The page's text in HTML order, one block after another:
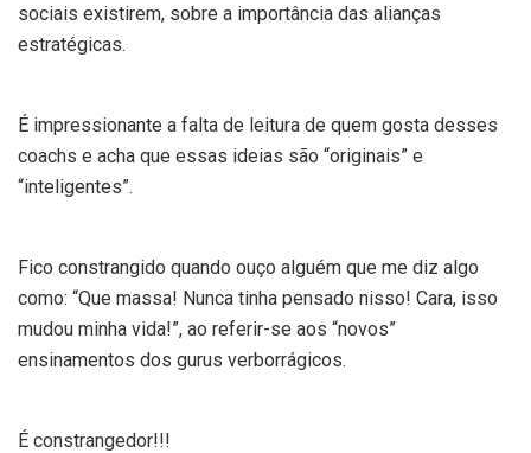
sociais existirem, sobre a importância das alianças
estratégicas.
É impressionante a falta de leitura de quem gosta desses
coachs e acha que essas ideias são “originais” e
“inteligentes”.
Fico constrangido quando ouço alguém que me diz algo
como: “Que massa! Nunca tinha pensado nisso! Cara, isso
mudou minha vida!”, ao referir-se aos “novos”
ensinamentos dos gurus verborrágicos.
É constrangedor!!!